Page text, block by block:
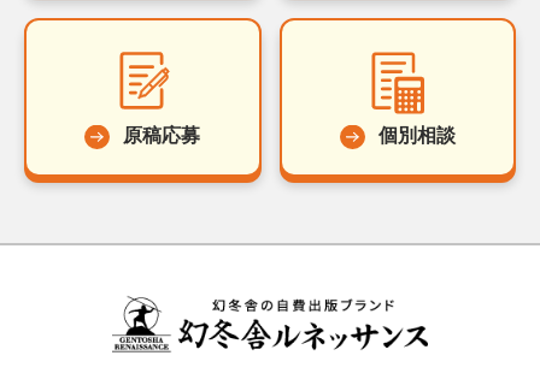
原稿応募 個別相談